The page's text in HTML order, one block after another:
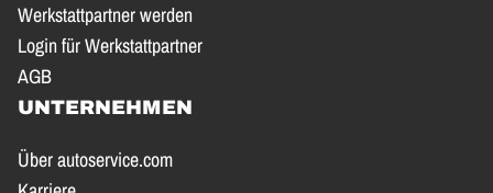
Werkstattpartner werden
Login für Werkstattpartner
AGB
UNTERNEHMEN
Über autoservice.com